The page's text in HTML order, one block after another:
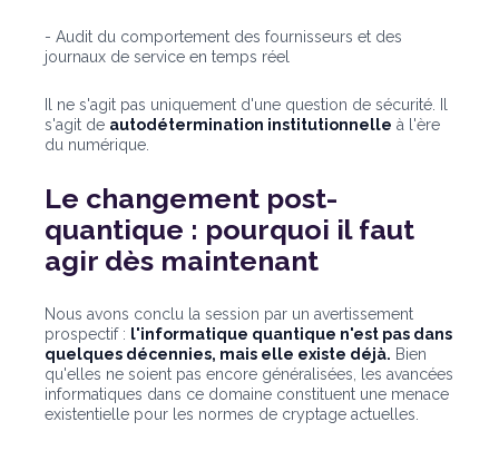
- Audit du comportement des fournisseurs et des
journaux de service en temps réel
Il ne s'agit pas uniquement d'une question de sécurité. Il
s'agit de autodétermination institutionnelle à l'ère
du numérique.
Le changement post-
quantique : pourquoi il faut
agir dès maintenant
Nous avons conclu la session par un avertissement
prospectif : l'informatique quantique n'est pas dans
quelques décennies, mais elle existe déjà. Bien
qu'elles ne soient pas encore généralisées, les avancées
informatiques dans ce domaine constituent une menace
existentielle pour les normes de cryptage actuelles.